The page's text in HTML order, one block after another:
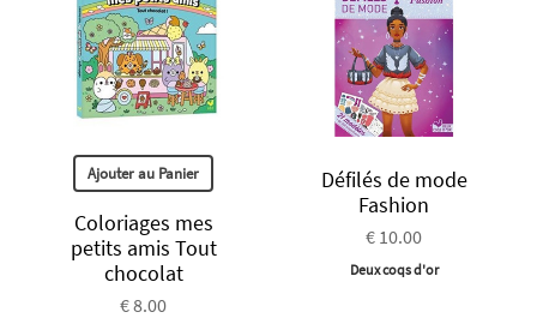
Ajouter au Panier
Coloriages mes
petits amis Tout
chocolat
€ 8.00
Défilés de mode
Fashion
€ 10.00
Deux coqs d'or